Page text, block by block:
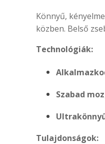
Könnyű,
közben. Belső
Technológiák:
Szabad
Tulajdonságok: